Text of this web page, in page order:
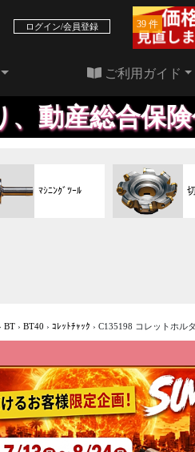
ログイン/会員登録 39 件
ご利用ガイド
の割賦払
ﾏｼﾆﾝｸﾞﾂｰﾙ
› BT › BT40 › ｺﾚｯﾄﾁｬｯｸ › C135198 コレットホル